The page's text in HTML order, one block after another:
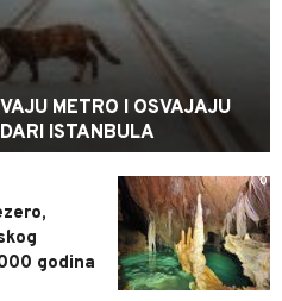
METRO I OSVAJAJU
ISTANBULA
0
godina